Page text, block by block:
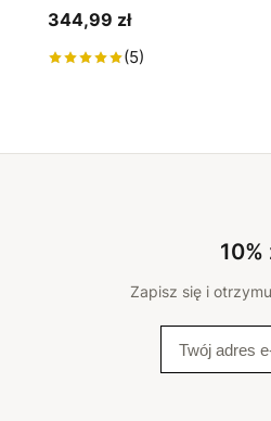
344,99 zł
(5)
Zapisz się i